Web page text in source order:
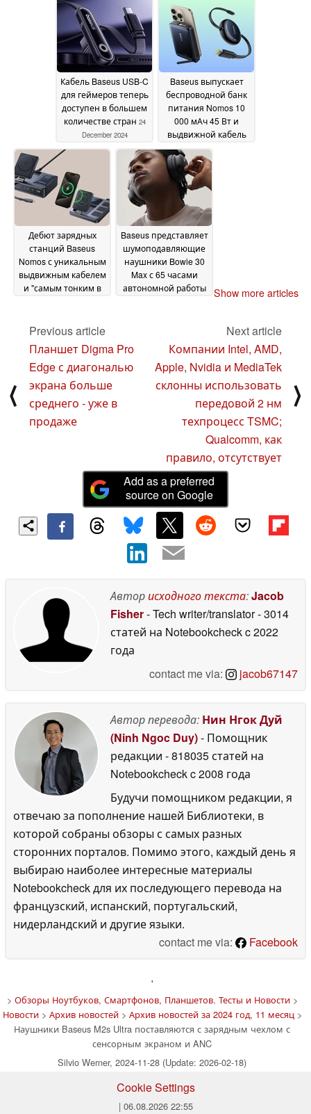
2025
Кабель Baseus USB-C
для геймеров теперь
доступен в большем
количестве стран 24
December 2024
Baseus выпускает
беспроводной банк
питания Nomos 10
000 мАч 45 Вт и
выдвижной кабель
USB-C26 October 2024
Дебют зарядных
станций Baseus
Nomos с уникальным
выдвижным кабелем
и "самым тонким в
Baseus представляет
шумоподавляющие
наушники Bowie 30
Max с 65 часами
автономной работы
Show more articles
⟨
Previous article
Планшет Digma Pro
Edge с диагональю
экрана больше
среднего - уже в
продаже
Next article
Компании Intel, AMD,
Apple, Nvidia и MediaTek
склонны использовать
передовой 2 нм
техпроцесс TSMC;
Qualcomm, как
правило, отсутствует
⟩
Add as a preferred
source on Google
Авторисходного текста:Jacob
Fisher- Tech writer/translator- 3014
статей на Notebookcheckc 2022
года
contact me via:
jacob67147
Автор перевода: Нин Нгок Дуй
(Ninh Ngoc Duy)- Помощник
редакции - 818035 статей на
Notebookcheckc 2008 года
Будучи помощником редакции, я
отвечаю за пополнение нашей Библиотеки, в
которой собраны обзоры с самых разных
сторонних порталов. Помимо этого, каждый день я
выбираю наиболее интересные материалы
Notebookcheck для их последующего перевода на
французский, испанский, португальский,
нидерландский и другие языки.
contact me via:
Facebook
'
> Обзоры Ноутбуков, Смартфонов, Планшетов. Тесты и Новости>
Новости> Архив новостей> Архив новостей за 2024 год, 11 месяц >
Наушники Baseus M2s Ultra поставляются с зарядным чехлом с
сенсорным экраном и ANC
Silvio Werner, 2024-11-28 (Update: 2026-02-18)
Cookie Settings
| 06.08.2026 22:55